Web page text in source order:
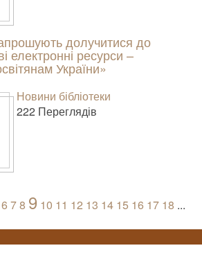
долучитися до
електронні ресурси –
України»
Новини бібліотеки
222 Пере­гля­дів
6 78 9 10 11 12 13 14 15 16 17 18 ...